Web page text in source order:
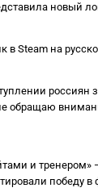
новый
в Steam на
россиян
обращаю
и тренером»
победу в